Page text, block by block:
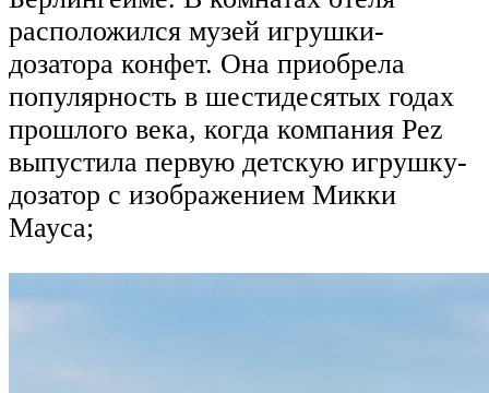
расположился музей игрушки-
дозатора конфет. Она приобрела
популярность в шестидесятых годах
прошлого века, когда компания Pez
выпустила первую детскую игрушку-
дозатор с изображением Микки
Мауса;